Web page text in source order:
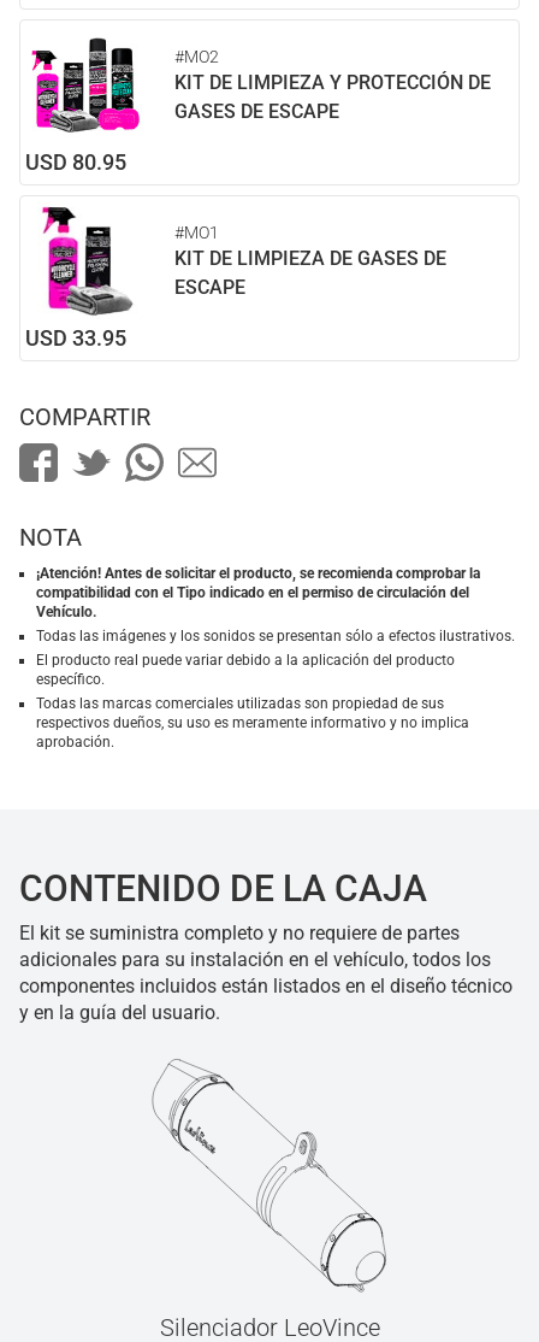
#MO2
KIT DE LIMPIEZA Y PROTECCIÓN DE
GASES DE ESCAPE
USD 80.95
#MO1
KIT DE LIMPIEZA DE GASES DE
ESCAPE
USD 33.95
COMPARTIR
NOTA
¡Atención! Antes de solicitar el producto, se recomienda comprobar la
compatibilidad con el Tipo indicado en el permiso de circulación del
Vehículo.
Todas las imágenes y los sonidos se presentan sólo a efectos ilustrativos.
El producto real puede variar debido a la aplicación del producto
específico.
Todas las marcas comerciales utilizadas son propiedad de sus
respectivos dueños, su uso es meramente informativo y no implica
aprobación.
CONTENIDO DE LA CAJA
El kit se suministra completo y no requiere de partes
adicionales para su instalación en el vehículo, todos los
componentes incluidos están listados en el diseño técnico
y en la guía del usuario.
Silenciador LeoVince